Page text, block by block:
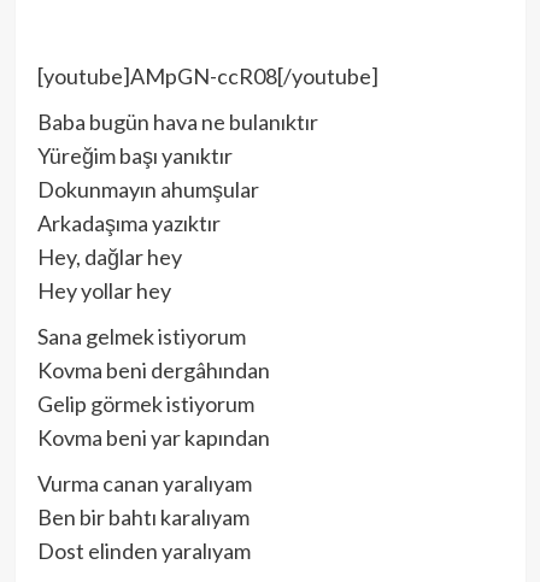
[youtube]AMpGN-ccR08[/youtube]
Baba bugün hava ne bulanıktır
Yüreğim başı yanıktır
Dokunmayın ahumşular
Arkadaşıma yazıktır
Hey, dağlar hey
Hey yollar hey
Sana gelmek istiyorum
Kovma beni dergâhından
Gelip görmek istiyorum
Kovma beni yar kapından
Vurma canan yaralıyam
Ben bir bahtı karalıyam
Dost elinden yaralıyam